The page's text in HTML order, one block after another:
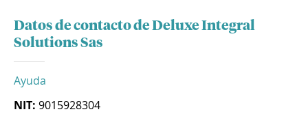
Datos de contacto de Deluxe Integral
Solutions Sas
Ayuda
NIT: 9015928304